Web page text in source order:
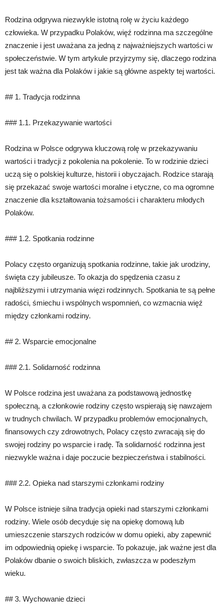
Rodzina odgrywa niezwykle istotną rolę w życiu każdego
człowieka. W przypadku Polaków, więź rodzinna ma szczególne
znaczenie i jest uważana za jedną z najważniejszych wartości w
społeczeństwie. W tym artykule przyjrzymy się, dlaczego rodzina
jest tak ważna dla Polaków i jakie są główne aspekty tej wartości.
## 1. Tradycja rodzinna
### 1.1. Przekazywanie wartości
Rodzina w Polsce odgrywa kluczową rolę w przekazywaniu
wartości i tradycji z pokolenia na pokolenie. To w rodzinie dzieci
uczą się o polskiej kulturze, historii i obyczajach. Rodzice starają
się przekazać swoje wartości moralne i etyczne, co ma ogromne
znaczenie dla kształtowania tożsamości i charakteru młodych
Polaków.
### 1.2. Spotkania rodzinne
Polacy często organizują spotkania rodzinne, takie jak urodziny,
święta czy jubileusze. To okazja do spędzenia czasu z
najbliższymi i utrzymania więzi rodzinnych. Spotkania te są pełne
radości, śmiechu i wspólnych wspomnień, co wzmacnia więź
między członkami rodziny.
## 2. Wsparcie emocjonalne
### 2.1. Solidarność rodzinna
W Polsce rodzina jest uważana za podstawową jednostkę
społeczną, a członkowie rodziny często wspierają się nawzajem
w trudnych chwilach. W przypadku problemów emocjonalnych,
finansowych czy zdrowotnych, Polacy często zwracają się do
swojej rodziny po wsparcie i radę. Ta solidarność rodzinna jest
niezwykle ważna i daje poczucie bezpieczeństwa i stabilności.
### 2.2. Opieka nad starszymi członkami rodziny
W Polsce istnieje silna tradycja opieki nad starszymi członkami
rodziny. Wiele osób decyduje się na opiekę domową lub
umieszczenie starszych rodziców w domu opieki, aby zapewnić
im odpowiednią opiekę i wsparcie. To pokazuje, jak ważne jest dla
Polaków dbanie o swoich bliskich, zwłaszcza w podeszłym
wieku.
## 3. Wychowanie dzieci